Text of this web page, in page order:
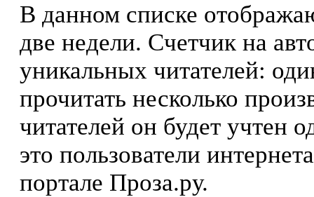
В данном списке
две недели. Счетчик на
уникальных читателей:
прочитать несколько
читателей он будет учтен
это пользователи
портале Проза.ру.